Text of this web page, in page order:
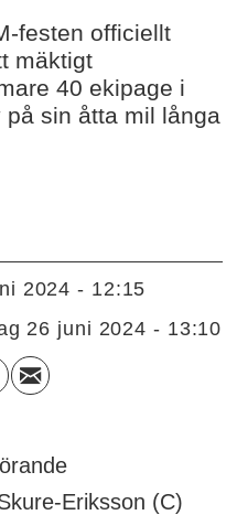
festen officiellt
mäktigt
40 ekipage i
sin åtta mil långa
2024 - 12:15
26 juni 2024 - 13:10
Eriksson (C)